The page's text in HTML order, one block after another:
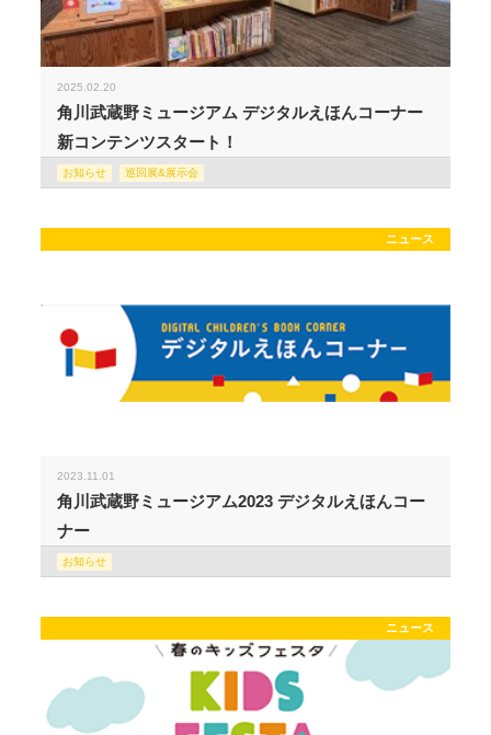
2025.02.20
角川武蔵野ミュージアム デジタルえほんコーナー
新コンテンツスタート！
お知らせ 巡回展&展示会
ニュース
2023.11.01
角川武蔵野ミュージアム2023 デジタルえほんコー
ナー
お知らせ
ニュース